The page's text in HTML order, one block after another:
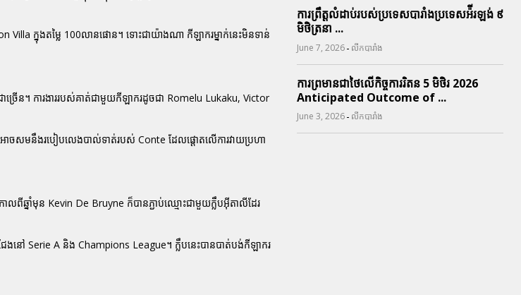
ក្នុងតម្លៃ 100លានផោន។ ទោះជាយ៉ាងណា កីឡាករម្នាក់នេះមិនទាន់
ាច្រើន។ ការងាររបស់គាត់ជាមួយកីឡាករដូចជា Romelu Lukaku, Victor
អាចសមនឹងរបៀបលេងបាល់ទាត់របស់ Conte ដែលផ្ដោតលើការវាយប្រហា
ាលពីឆ្នាំមុន Kevin De Bruyne ក៏បានភ្ជាប់ឈ្មោះជាមួយក្លឹបអ៊ីតាលីដែរ
ជែងនៅ Serie A និង Champions League។ ក្លឹបនេះបានបាត់បង់កីឡាករ
ការព្រឹត្តលំដាប់របស់ប្រទេសបារាំងប្រទេសអ៉ីរឡង់ ៩
មិថិត្រនា ...
June 7, 2026 - លីកបារាំង
ការព្រមានជាថៃលើកិច្ចការរិតន 5 មិថិរ 2026
Anticipated Outcome of ...
June 3, 2026 - លីកបារាំង